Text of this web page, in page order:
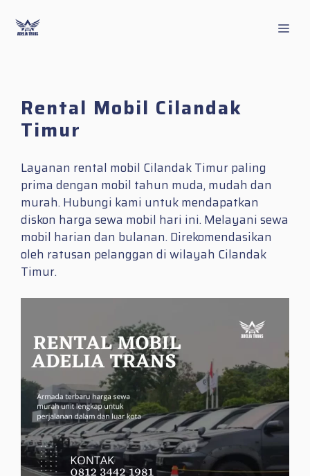
content
Rental Mobil Cilandak
Timur
Layanan rental mobil Cilandak Timur paling
prima dengan mobil tahun muda, mudah dan
murah. Hubungi kami untuk mendapatkan
diskon harga sewa mobil hari ini. Melayani sewa
mobil harian dan bulanan. Direkomendasikan
oleh ratusan pelanggan di wilayah Cilandak
Timur.